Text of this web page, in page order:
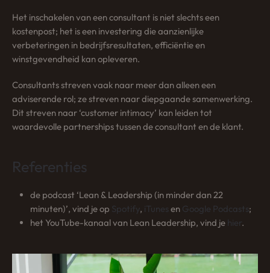
Het inschakelen van een consultant is niet slechts een
kostenpost; het is een investering die aanzienlijke
verbeteringen in bedrijfsresultaten, efficiëntie en
winstgevendheid kan opleveren.
Consultants streven vaak naar meer dan alleen een
adviserende rol; ze streven naar diepgaande samenwerking.
Dit streven naar ‘customer intimacy’ kan leiden tot
waardevolle partnerships tussen de consultant en de klant.
Referenties
de podcast ‘Lean & Leadership (in minder dan 22
minuten)’, vind je op Spotify, iTunes en Google Podcasts;
het YouTube-kanaal van Lean Leadership, vind je hier.